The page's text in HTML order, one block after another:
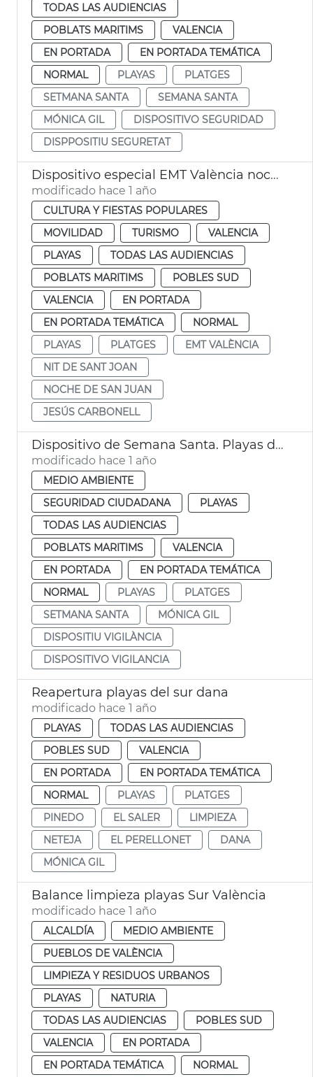
TODAS LAS AUDIENCIAS
POBLATS MARITIMS
VALENCIA
EN PORTADA
EN PORTADA TEMÁTICA
NORMAL
PLAYAS
PLATGES
SETMANA SANTA
SEMANA SANTA
MÓNICA GIL
DISPOSITIVO SEGURIDAD
DISPPOSITIU SEGURETAT
Dispositivo especial EMT València noche San Juan
modificado hace 1 año
CULTURA Y FIESTAS POPULARES
MOVILIDAD
TURISMO
VALENCIA
PLAYAS
TODAS LAS AUDIENCIAS
POBLATS MARITIMS
POBLES SUD
VALENCIA
EN PORTADA
EN PORTADA TEMÁTICA
NORMAL
PLAYAS
PLATGES
EMT VALÈNCIA
NIT DE SANT JOAN
NOCHE DE SAN JUAN
JESÚS CARBONELL
Dispositivo de Semana Santa. Playas de València
modificado hace 1 año
MEDIO AMBIENTE
SEGURIDAD CIUDADANA
PLAYAS
TODAS LAS AUDIENCIAS
POBLATS MARITIMS
VALENCIA
EN PORTADA
EN PORTADA TEMÁTICA
NORMAL
PLAYAS
PLATGES
SETMANA SANTA
MÓNICA GIL
DISPOSITIU VIGILÀNCIA
DISPOSITIVO VIGILANCIA
Reapertura playas del sur dana
modificado hace 1 año
PLAYAS
TODAS LAS AUDIENCIAS
POBLES SUD
VALENCIA
EN PORTADA
EN PORTADA TEMÁTICA
NORMAL
PLAYAS
PLATGES
PINEDO
EL SALER
LIMPIEZA
NETEJA
EL PERELLONET
DANA
MÓNICA GIL
Balance limpieza playas Sur València
modificado hace 1 año
ALCALDÍA
MEDIO AMBIENTE
PUEBLOS DE VALÈNCIA
LIMPIEZA Y RESIDUOS URBANOS
PLAYAS
NATURIA
TODAS LAS AUDIENCIAS
POBLES SUD
VALENCIA
EN PORTADA
EN PORTADA TEMÁTICA
NORMAL